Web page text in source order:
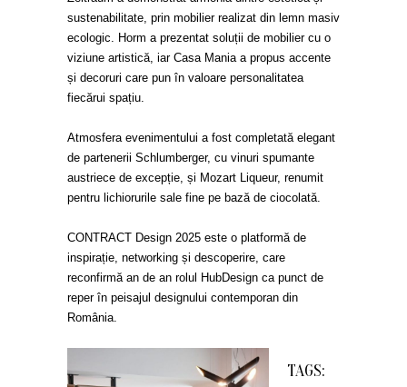
sustenabilitate, prin mobilier realizat din lemn masiv
ecologic. Horm a prezentat soluții de mobilier cu o
viziune artistică, iar Casa Mania a propus accente
și decoruri care pun în valoare personalitatea
fiecărui spațiu.
Atmosfera evenimentului a fost completată elegant
de partenerii Schlumberger, cu vinuri spumante
austriece de excepție, și Mozart Liqueur, renumit
pentru lichiorurile sale fine pe bază de ciocolată.
CONTRACT Design 2025 este o platformă de
inspirație, networking și descoperire, care
reconfirmă an de an rolul HubDesign ca punct de
reper în peisajul designului contemporan din
România.
TAGS: